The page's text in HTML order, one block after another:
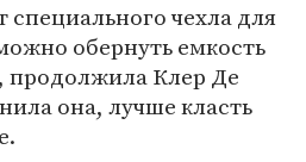
специального чехла для
обернуть емкость
продолжила Клер Де
она, лучше класть